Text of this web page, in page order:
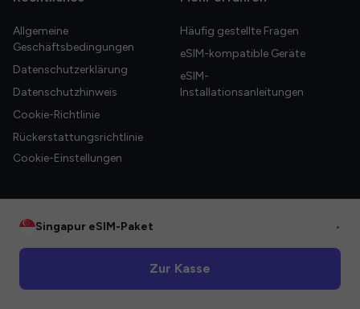
Allgemeine
Geschäftsbedingungen
Datenschutzerklärung
Datenschutzhinweis
Cookie-Richtlinie
Rückerstattungsrichtlinie
Cookie-Einstellungen
Häufig gestellte Fragen
eSIM-kompatible Geräte
eSIM-
Installationsanleitungen
Singapur eSIM-Paket •
Zur Kasse